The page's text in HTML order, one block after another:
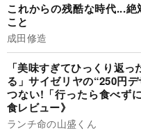
これからの残酷な時代...
こと
成田修造
「美味すぎてひっくり返
る」サイゼリヤの“250円
つない!「行ったら食べず
食レビュー》
ランチ命の山盛くん